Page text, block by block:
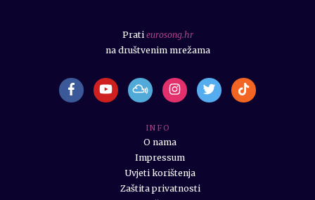
I N F O
O nama
Impressum
Uvjeti korištenja
Zaštita privatnosti
Prati eurosong.hr
na društvenim mrežama